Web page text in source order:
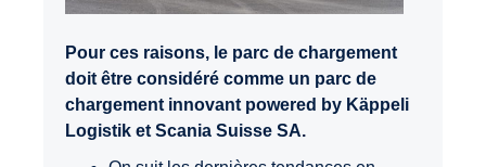
Pour ces raisons, le parc de chargement
doit être considéré comme un parc de
chargement innovant powered by Käppeli
Logistik et Scania Suisse SA.